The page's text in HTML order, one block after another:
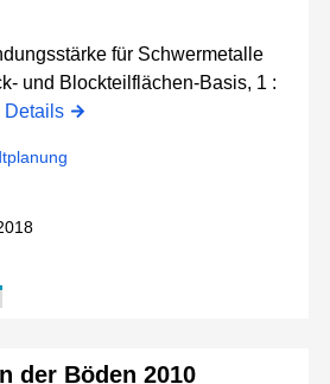
für Schwermetalle
und Blockteilflächen-Basis, 1 :
Details
der Böden 2010